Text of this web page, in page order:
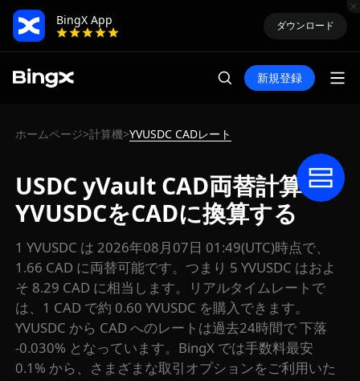
BingX App
ダウンロード
新規登録
ホームページ>計算機>YVUSDC CADレート
USDC yVault CAD両替計算：
YVUSDCをCADに換算する
1 YVUSDC は 2026年08月07日 01:49(UTC)時点で、
1.66 CAD に両替可能です。つまり 5 YVUSDC はおよ
そ 8.29 CAD に相当します。リアルタイムレートで
は、1 CAD で約 0.60 YVUSDC を購入できます。
YVUSDC から CAD へのレートは過去24時間で 下落
-0.030% となっています。BingX では手数料最安
0.1% から、さまざまな取引オプションをご利用いた